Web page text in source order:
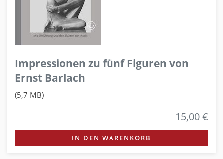
Impressionen zu fünf Figuren von
Ernst Barlach
(5,7 MB)
15,00 €
IN DEN WARENKORB